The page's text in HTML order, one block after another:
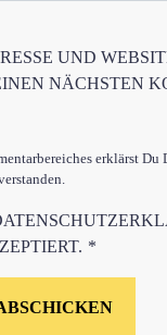
UND
NÄCHSTEN
erklärst Du
*